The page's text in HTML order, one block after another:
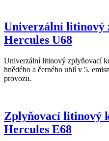
Univerzální litinový
Hercules U68
Univerzální litinový zplyňovací
hnědého a černého uhlí v 5.
provozu.
Zplyňovací litinový
Hercules E68